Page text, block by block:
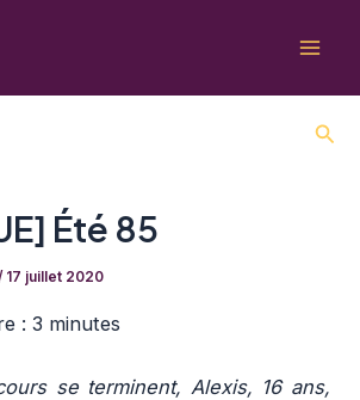
Été 85
17 juillet 2020
: 3 minutes
se terminent, Alexis, 16 ans,